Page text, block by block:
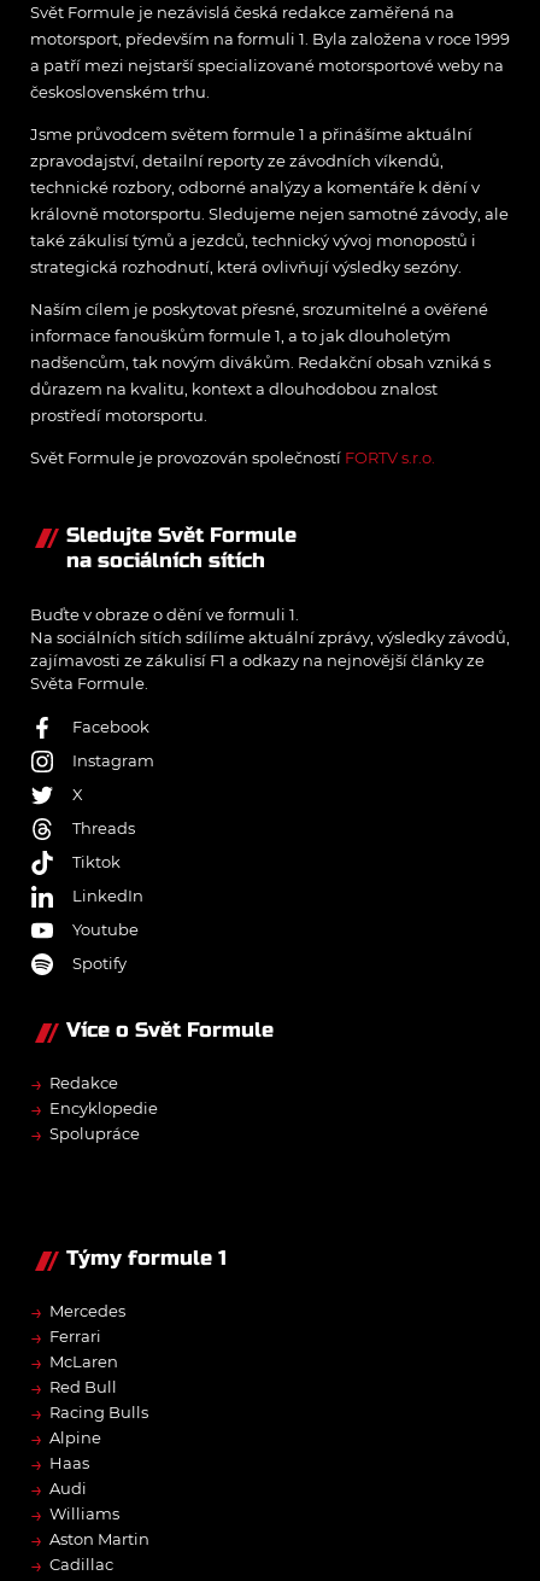
Svět Formule je nezávislá česká redakce zaměřená na
motorsport, především na formuli 1. Byla založena v roce 1999
a patří mezi nejstarší specializované motorsportové weby na
československém trhu.
Jsme průvodcem světem formule 1 a přinášíme aktuální
zpravodajství, detailní reporty ze závodních víkendů,
technické rozbory, odborné analýzy a komentáře k dění v
královně motorsportu. Sledujeme nejen samotné závody, ale
také zákulisí týmů a jezdců, technický vývoj monopostů i
strategická rozhodnutí, která ovlivňují výsledky sezóny.
Naším cílem je poskytovat přesné, srozumitelné a ověřené
informace fanouškům formule 1, a to jak dlouholetým
nadšencům, tak novým divákům. Redakční obsah vzniká s
důrazem na kvalitu, kontext a dlouhodobou znalost
prostředí motorsportu.
Svět Formule je provozován společností FORTV s.r.o.
Sledujte Svět Formule
na sociálních sítích
Buďte v obraze o dění ve formuli 1.
Na sociálních sítích sdílíme aktuální zprávy, výsledky závodů,
zajímavosti ze zákulisí F1 a odkazy na nejnovější články ze
Světa Formule.
Facebook
Instagram
X
Threads
Tiktok
LinkedIn
Youtube
Spotify
Více o Svět Formule
→ Redakce
→ Encyklopedie
→ Spolupráce
Týmy formule 1
→ Mercedes
→ Ferrari
→ McLaren
→ Red Bull
→ Racing Bulls
→ Alpine
→ Haas
→ Audi
→ Williams
→ Aston Martin
→ Cadillac